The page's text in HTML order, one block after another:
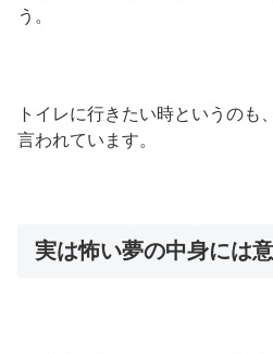
う。
トイレに行きたい時というのも
言われています。
実は怖い夢の中身には